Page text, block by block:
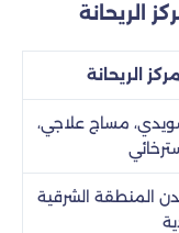
الريحانة
مركز الريحانة
مساج علاجي،
المنطقة الشرقية